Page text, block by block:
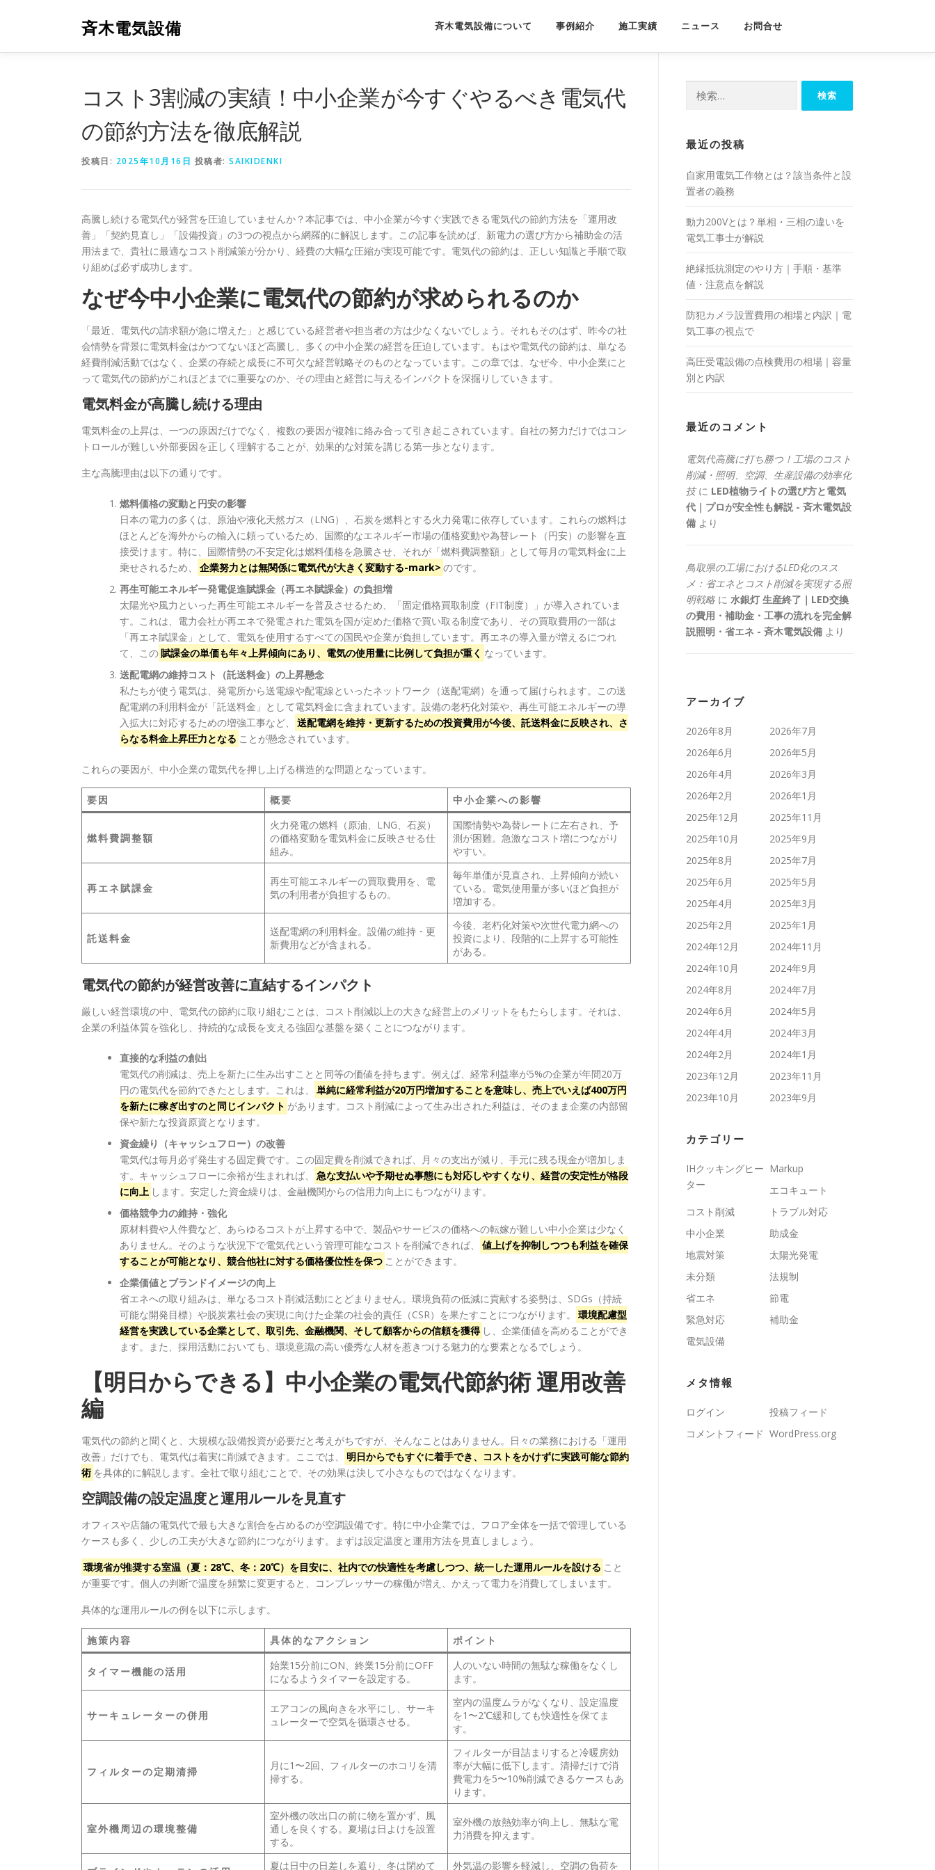
ン
斉木電気設備 斉木電気設備について 事例紹介 施工実績 ニュース お問合せ
コスト3割減の実績！中小企業が今すぐやるべき電気代
の節約方法を徹底解説
投稿日: 2025年10月16日 投稿者: SAIKIDENKI
高騰し続ける電気代が経営を圧迫していませんか？本記事では、中小企業が今すぐ実践できる電気代の節約方法を「運用改
善」「契約見直し」「設備投資」の3つの視点から網羅的に解説します。この記事を読めば、新電力の選び方から補助金の活
用法まで、貴社に最適なコスト削減策が分かり、経費の大幅な圧縮が実現可能です。電気代の節約は、正しい知識と手順で取
り組めば必ず成功します。
なぜ今中小企業に電気代の節約が求められるのか
「最近、電気代の請求額が急に増えた」と感じている経営者や担当者の方は少なくないでしょう。それもそのはず、昨今の社
会情勢を背景に電気料金はかつてないほど高騰し、多くの中小企業の経営を圧迫しています。もはや電気代の節約は、単なる
経費削減活動ではなく、企業の存続と成長に不可欠な経営戦略そのものとなっています。この章では、なぜ今、中小企業にと
って電気代の節約がこれほどまでに重要なのか、その理由と経営に与えるインパクトを深掘りしていきます。
電気料金が高騰し続ける理由
電気料金の上昇は、一つの原因だけでなく、複数の要因が複雑に絡み合って引き起こされています。自社の努力だけではコン
トロールが難しい外部要因を正しく理解することが、効果的な対策を講じる第一歩となります。
主な高騰理由は以下の通りです。
燃料価格の変動と円安の影響
日本の電力の多くは、原油や液化天然ガス（LNG）、石炭を燃料とする火力発電に依存しています。これらの燃料は
ほとんどを海外からの輸入に頼っているため、国際的なエネルギー市場の価格変動や為替レート（円安）の影響を直
接受けます。特に、国際情勢の不安定化は燃料価格を急騰させ、それが「燃料費調整額」として毎月の電気料金に上
乗せされるため、
企業努力とは無関係に電気代が大きく変動する-mark> のです。
再生可能エネルギー発電促進賦課金（再エネ賦課金）の負担増
太陽光や風力といった再生可能エネルギーを普及させるため、「固定価格買取制度（FIT制度）」が導入されていま
す。これは、電力会社が再エネで発電された電気を国が定めた価格で買い取る制度であり、その買取費用の一部は
「再エネ賦課金」として、電気を使用するすべての国民や企業が負担しています。再エネの導入量が増えるにつれ
て、この賦課金の単価も年々上昇傾向にあり、電気の使用量に比例して負担が重く なっています。
送配電網の維持コスト（託送料金）の上昇懸念
私たちが使う電気は、発電所から送電線や配電線といったネットワーク（送配電網）を通って届けられます。この送
配電網の利用料金が「託送料金」として電気料金に含まれています。設備の老朽化対策や、再生可能エネルギーの導
入拡大に対応するための増強工事など、
送配電網を維持・更新するための投資費用が今後、託送料金に反映され、さ
らなる料金上昇圧力となる ことが懸念されています。
これらの要因が、中小企業の電気代を押し上げる構造的な問題となっています。
要因 概要 中小企業への影響
燃料費調整額
火力発電の燃料（原油、LNG、石炭）
の価格変動を電気料金に反映させる仕
組み。
国際情勢や為替レートに左右され、予
測が困難。急激なコスト増につながり
やすい。
再エネ賦課金
再生可能エネルギーの買取費用を、電
気の利用者が負担するもの。
毎年単価が見直され、上昇傾向が続い
ている。電気使用量が多いほど負担が
増加する。
託送料金
送配電網の利用料金。設備の維持・更
新費用などが含まれる。
今後、老朽化対策や次世代電力網への
投資により、段階的に上昇する可能性
がある。
電気代の節約が経営改善に直結するインパクト
厳しい経営環境の中、電気代の節約に取り組むことは、コスト削減以上の大きな経営上のメリットをもたらします。それは、
企業の利益体質を強化し、持続的な成長を支える強固な基盤を築くことにつながります。
直接的な利益の創出
電気代の削減は、売上を新たに生み出すことと同等の価値を持ちます。例えば、経常利益率が5%の企業が年間20万
円の電気代を節約できたとします。これは、
単純に経常利益が20万円増加することを意味し、売上でいえば400万円
を新たに稼ぎ出すのと同じインパクト があります。コスト削減によって生み出された利益は、そのまま企業の内部留
保や新たな投資原資となります。
資金繰り（キャッシュフロー）の改善
電気代は毎月必ず発生する固定費です。この固定費を削減できれば、月々の支出が減り、手元に残る現金が増加しま
す。キャッシュフローに余裕が生まれれば、
急な支払いや予期せぬ事態にも対応しやすくなり、経営の安定性が格段
に向上 します。安定した資金繰りは、金融機関からの信用力向上にもつながります。
価格競争力の維持・強化
原材料費や人件費など、あらゆるコストが上昇する中で、製品やサービスの価格への転嫁が難しい中小企業は少なく
ありません。そのような状況下で電気代という管理可能なコストを削減できれば、
値上げを抑制しつつも利益を確保
することが可能となり、競合他社に対する価格優位性を保つ ことができます。
企業価値とブランドイメージの向上
省エネへの取り組みは、単なるコスト削減活動にとどまりません。環境負荷の低減に貢献する姿勢は、SDGs（持続
可能な開発目標）や脱炭素社会の実現に向けた企業の社会的責任（CSR）を果たすことにつながります。
環境配慮型
経営を実践している企業として、取引先、金融機関、そして顧客からの信頼を獲得 し、企業価値を高めることができ
ます。また、採用活動においても、環境意識の高い優秀な人材を惹きつける魅力的な要素となるでしょう。
【明日からできる】中小企業の電気代節約術 運用改善
編
電気代の節約と聞くと、大規模な設備投資が必要だと考えがちですが、そんなことはありません。日々の業務における「運用
改善」だけでも、電気代は着実に削減できます。ここでは、
明日からでもすぐに着手でき、コストをかけずに実践可能な節約
術 を具体的に解説します。全社で取り組むことで、その効果は決して小さなものではなくなります。
空調設備の設定温度と運用ルールを見直す
オフィスや店舗の電気代で最も大きな割合を占めるのが空調設備です。特に中小企業では、フロア全体を一括で管理している
ケースも多く、少しの工夫が大きな節約につながります。まずは設定温度と運用方法を見直しましょう。
環境省が推奨する室温（夏：28℃、冬：20℃）を目安に、社内での快適性を考慮しつつ、統一した運用ルールを設ける こと
が重要です。個人の判断で温度を頻繁に変更すると、コンプレッサーの稼働が増え、かえって電力を消費してしまいます。
具体的な運用ルールの例を以下に示します。
施策内容 具体的なアクション ポイント
タイマー機能の活用
始業15分前にON、終業15分前にOFF
になるようタイマーを設定する。
人のいない時間の無駄な稼働をなくし
ます。
サーキュレーターの併用
エアコンの風向きを水平にし、サーキ
ュレーターで空気を循環させる。
室内の温度ムラがなくなり、設定温度
を1〜2℃緩和しても快適性を保てま
す。
フィルターの定期清掃
月に1〜2回、フィルターのホコリを清
掃する。
フィルターが目詰まりすると冷暖房効
率が大幅に低下します。清掃だけで消
費電力を5〜10%削減できるケースもあ
ります。
室外機周辺の環境整備
室外機の吹出口の前に物を置かず、風
通しを良くする。夏場は日よけを設置
する。
室外機の放熱効率が向上し、無駄な電
力消費を抑えます。
夏は日中の日差しを遮り、冬は閉めて
外気温の影響を軽減し、空調の負荷を
最近の投稿
自家用電気工作物とは？該当条件と設
置者の義務
動力200Vとは？単相・三相の違いを
電気工事士が解説
絶縁抵抗測定のやり方｜手順・基準
値・注意点を解説
防犯カメラ設置費用の相場と内訳｜電
気工事の視点で
高圧受電設備の点検費用の相場｜容量
別と内訳
最近のコメント
電気代高騰に打ち勝つ！工場のコスト
削減・照明、空調、生産設備の効率化
技に LED植物ライトの選び方と電気
代｜プロが安全性も解説 - 斉木電気設
備 より
鳥取県の工場におけるLED化のスス
メ：省エネとコスト削減を実現する照
明戦略 に 水銀灯 生産終了｜LED交換
の費用・補助金・工事の流れを完全解
説照明・省エネ - 斉木電気設備 より
アーカイブ
2026年8月
2026年7月
2026年6月
2026年5月
2026年4月
2026年3月
2026年2月
2026年1月
2025年12月
2025年11月
2025年10月
2025年9月
2025年8月
2025年7月
2025年6月
2025年5月
2025年4月
2025年3月
2025年2月
2025年1月
2024年12月
2024年11月
2024年10月
2024年9月
2024年8月
2024年7月
2024年6月
2024年5月
2024年4月
2024年3月
2024年2月
2024年1月
2023年12月
2023年11月
2023年10月
2023年9月
カテゴリー
IHクッキングヒー
ター
Markup
エコキュート
コスト削減
トラブル対応
中小企業
助成金
地震対策
太陽光発電
未分類
法規制
省エネ
節電
緊急対応
補助金
電気設備
メタ情報
ログイン
投稿フィード
コメントフィード WordPress.org